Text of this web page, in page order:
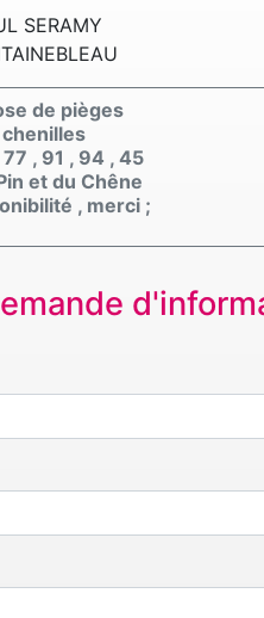
SERAMY
de pièges
, 91 , 94 , 45
et du Chêne
, merci ;